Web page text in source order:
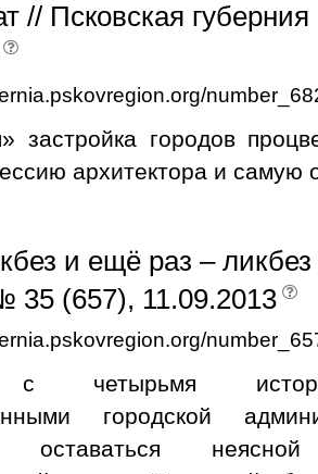
// Псковская
застройка городов
архитектора и самую
и ещё раз –
35 (657), 11.09.2013
с четырьмя
городской
оставаться